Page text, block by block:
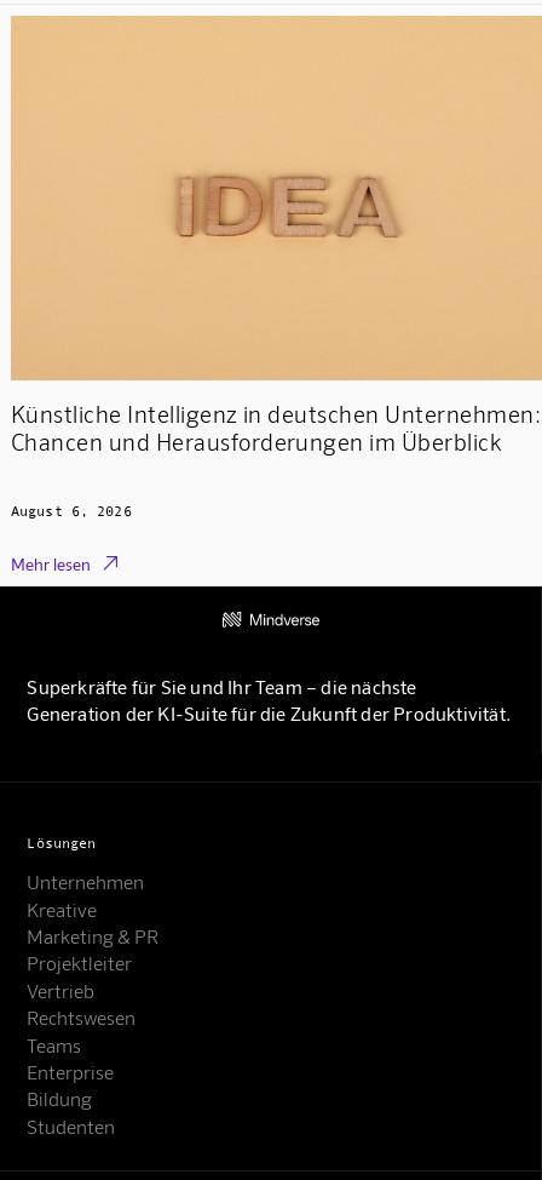
Künstliche Intelligenz in deutschen Unternehmen:
Chancen und Herausforderungen im Überblick
August 6, 2026
Mehr lesen 
Superkräfte für Sie und Ihr Team – die nächste
Generation der KI-Suite für die Zukunft der Produktivität.
Lösungen
Unternehmen
Kreative
Marketing & PR
Projektleiter
Vertrieb
Rechtswesen
Teams
Enterprise
Bildung
Studenten